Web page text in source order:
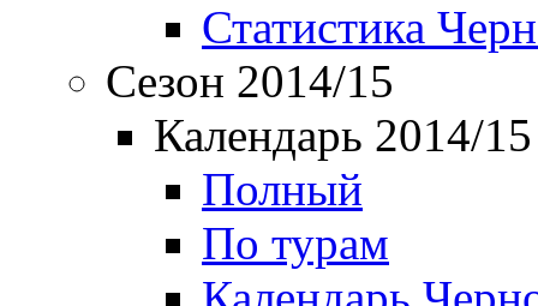
Статистика
Сезон 2014/15
Календарь 2014/15
Полный
По турам